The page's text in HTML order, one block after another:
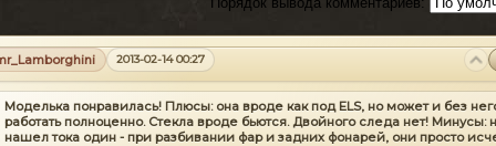
2013-02-14 00:27
Моделька понравилась! Плюсы: она вроде как под ELS, но может и без
работать полноценно. Стекла вроде бьются. Двойного следа нет! Минусы:
нашел тока один - при разбивании фар и задних фонарей, они просто